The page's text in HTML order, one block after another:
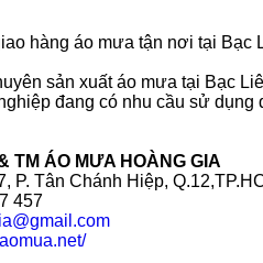
hàng áo mưa tận nơi tại Bạc
sản xuất áo mưa tại Bạc
đang có nhu cầu sử
TM ÁO MƯA HOÀNG GIA
P. Tân Chánh Hiệp,
457